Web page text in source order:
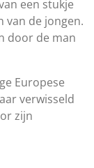
een stukje
van de jongen.
door de man
Europese
verwisseld
zijn